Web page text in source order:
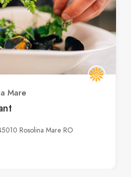
Mare
Rosolina Mare RO